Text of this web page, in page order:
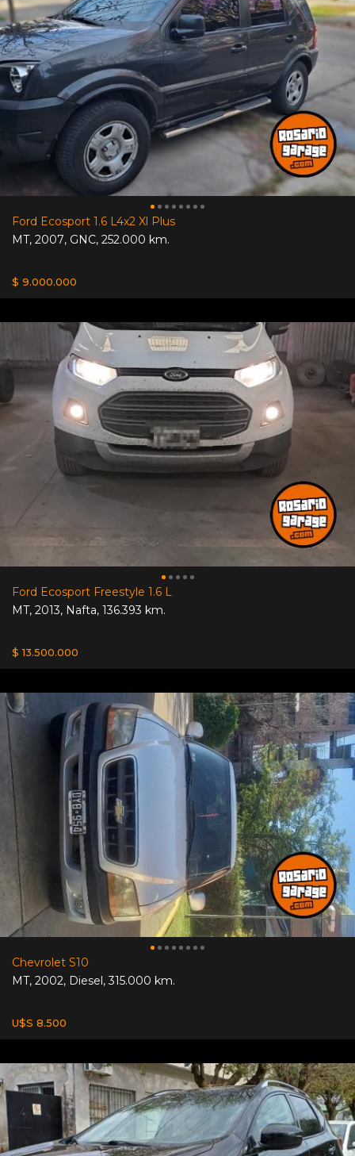
Ford Ecosport 1.6 L4x2 Xl Plus
MT, 2007, GNC, 252.000 km.
$ 9.000.000
Ford Ecosport Freestyle 1.6 L
MT, 2013, Nafta, 136.393 km.
$ 13.500.000
Chevrolet S10
MT, 2002, Diesel,315.000 km.
U$S 8.500